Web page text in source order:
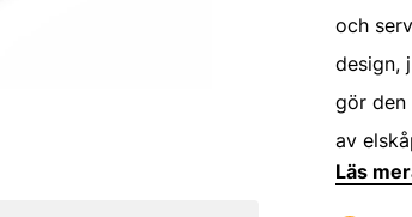
och
design,
gör den
av
Läs